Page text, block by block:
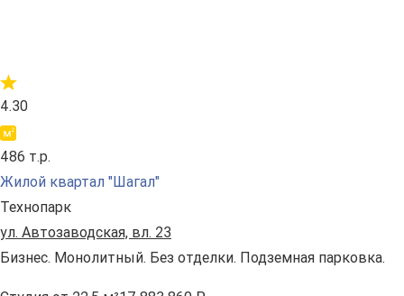
4.30
486 т.р.
Жилой квартал "Шагал"
Технопарк
ул. Автозаводская, вл. 23
Бизнес. Монолитный. Без отделки. Подземная парковка.